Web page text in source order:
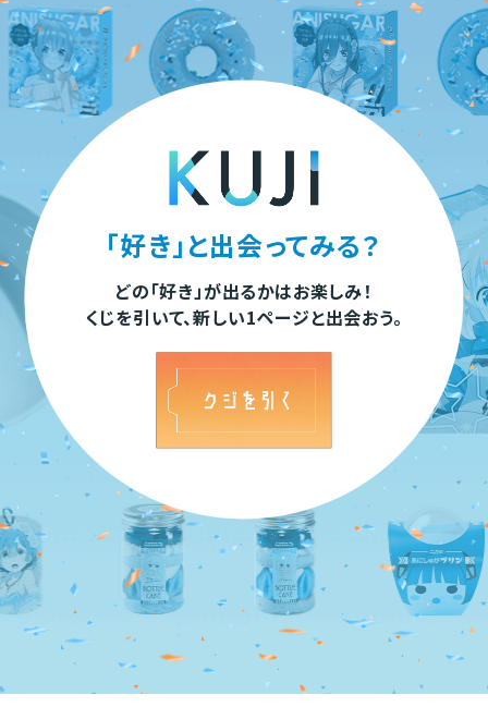
「好き」と出会ってみる？
どの「好き」が出るかはお楽しみ！
くじを引いて、新しい1ページと出会おう。